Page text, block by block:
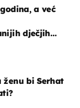
a već
dječjih
ženu bi Serhat